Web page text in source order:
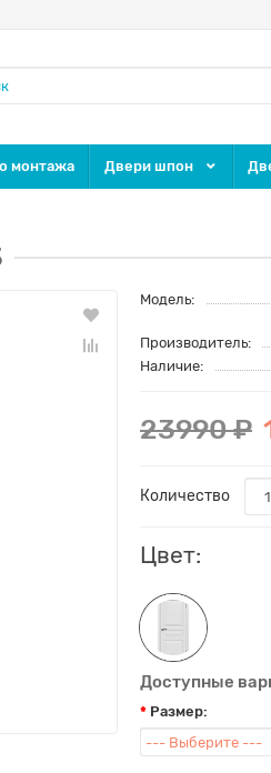
монтажа Двери шпон
Модель:
Производитель:
Наличие:
23990 ₽
Количество
Цвет:
Доступные
Размер: